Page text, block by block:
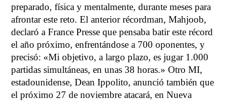
preparado, física y mentalmente, durante meses para
afrontar este reto. El anterior récordman, Mahjoob,
declaró a France Presse que pensaba batir este récord
el año próximo, enfrentándose a 700 oponentes, y
precisó: «Mi objetivo, a largo plazo, es jugar 1.000
partidas simultáneas, en unas 38 horas.» Otro MI,
estadounidense, Dean Ippolito, anunció también que
el próximo 27 de noviembre atacará, en Nueva